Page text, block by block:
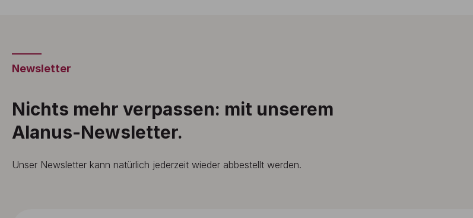
Newsletter
Nichts mehr verpassen: mit unserem
Alanus-Newsletter.
Unser Newsletter kann natürlich jederzeit wieder abbestellt werden.